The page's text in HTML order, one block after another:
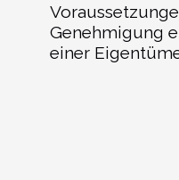
Genehmigung
einer